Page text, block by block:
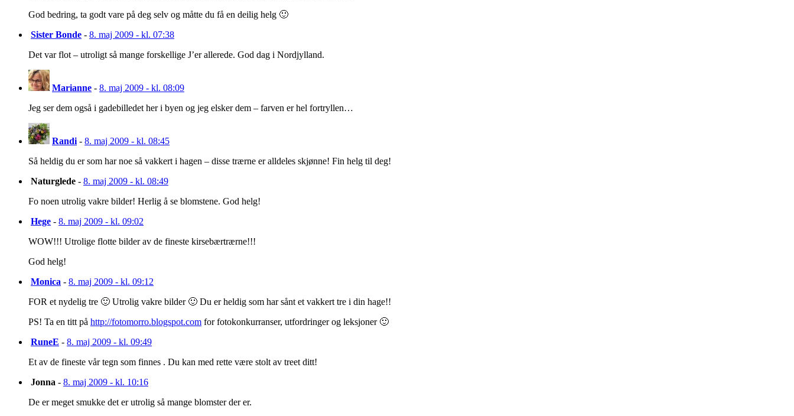
God bedring, ta godt vare på deg selv og måtte du få en deilig helg 🙂
Sister Bonde - 8. maj 2009 - kl. 07:38
Det var flot – utroligt så mange forskellige J’er allerede. God dag i Nordjylland.
Marianne - 8. maj 2009 - kl. 08:09
Jeg ser dem også i gadebilledet her i byen og jeg elsker dem – farven er hel fortryllen…
Randi - 8. maj 2009 - kl. 08:45
Så heldig du er som har noe så vakkert i hagen – disse trærne er alldeles skjønne! Fin helg til deg!
Naturglede - 8. maj 2009 - kl. 08:49
Fo noen utrolig vakre bilder! Herlig å se blomstene. God helg!
Hege - 8. maj 2009 - kl. 09:02
WOW!!! Utrolige flotte bilder av de fineste kirsebærtrærne!!!
God helg!
Monica - 8. maj 2009 - kl. 09:12
FOR et nydelig tre 🙂 Utrolig vakre bilder 🙂 Du er heldig som har sånt et vakkert tre i din hage!!
PS! Ta en titt på http://fotomorro.blogspot.com for fotokonkurranser, utfordringer og leksjoner 🙂
RuneE - 8. maj 2009 - kl. 09:49
Et av de fineste vår tegn som finnes . Du kan med rette være stolt av treet ditt!
Jonna - 8. maj 2009 - kl. 10:16
De er meget smukke det er utrolig så mange blomster der er.